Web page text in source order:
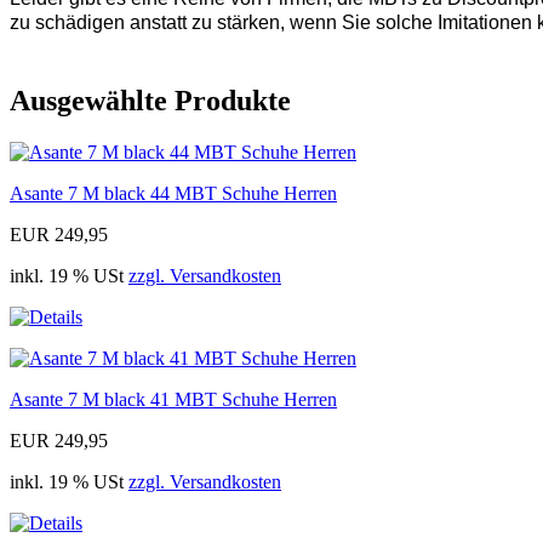
zu schädigen anstatt zu stärken, wenn Sie solche Imitationen
Ausgewählte Produkte
Asante 7 M black 44 MBT Schuhe Herren
EUR 249,95
inkl. 19 % USt zzgl. Versandkosten
Asante 7 M black 41 MBT Schuhe Herren
EUR 249,95
inkl. 19 % USt zzgl. Versandkosten